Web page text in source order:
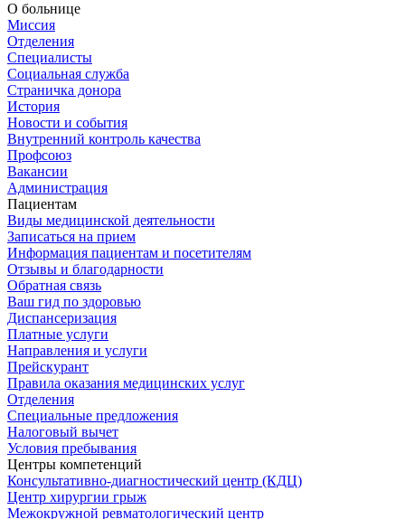
О больнице
Миссия
Отделения
Специалисты
Социальная служба
Страничка донора
История
Новости и события
Внутренний контроль качества
Профсоюз
Вакансии
Администрация
Пациентам
Виды медицинской деятельности
Записаться на прием
Информация пациентам и посетителям
Отзывы и благодарности
Обратная связь
Ваш гид по здоровью
Диспансеризация
Платные услуги
Направления и услуги
Прейскурант
Правила оказания медицинских услуг
Отделения
Специальные предложения
Налоговый вычет
Условия пребывания
Центры компетенций
Консультативно-диагностический центр (КДЦ)
Центр хирургии грыж
Межокружной ревматологический центр